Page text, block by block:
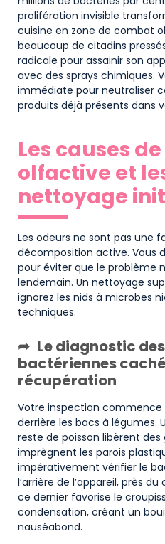
prolifération invisible
cuisine en zone de combat
beaucoup de citadins
radicale pour assainir son
avec des sprays chimiques.
immédiate pour neutraliser
produits déjà présents dans
Les causes
olfactive et
nettoyage
Les odeurs ne sont pas une
décomposition active. Vous
pour éviter que le problème
lendemain. Un nettoyage
ignorez les nids à microbes
techniques.
Le diagnostic
bactériennes
récupération
Votre inspection commence
derrière les bacs à légumes.
reste de poisson libèrent des
imprègnent les parois
impérativement vérifier le
l’arrière de l’appareil, près
ce dernier favorise le
condensation, créant un
nauséabond.